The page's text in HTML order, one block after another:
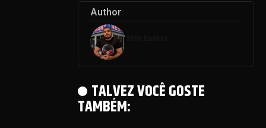
Author
TALVEZ VOCÊ GOSTE
TAMBÉM: